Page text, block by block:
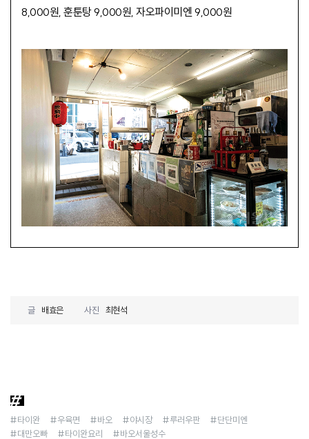
8,000원, 훈툰탕 9,000원, 자오파이미엔 9,000원
글 배효은 사진 최현석
#타이완 #우육면 #바오 #야시장 #루러우판
#단단미엔
#대만오빠
#타이완요리 #바오서울성수